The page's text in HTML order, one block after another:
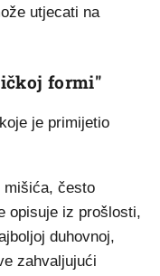
utjecati na
formi"
je primijetio
mišića, često
opisuje iz prošlosti,
duhovnoj,
zahvaljujući